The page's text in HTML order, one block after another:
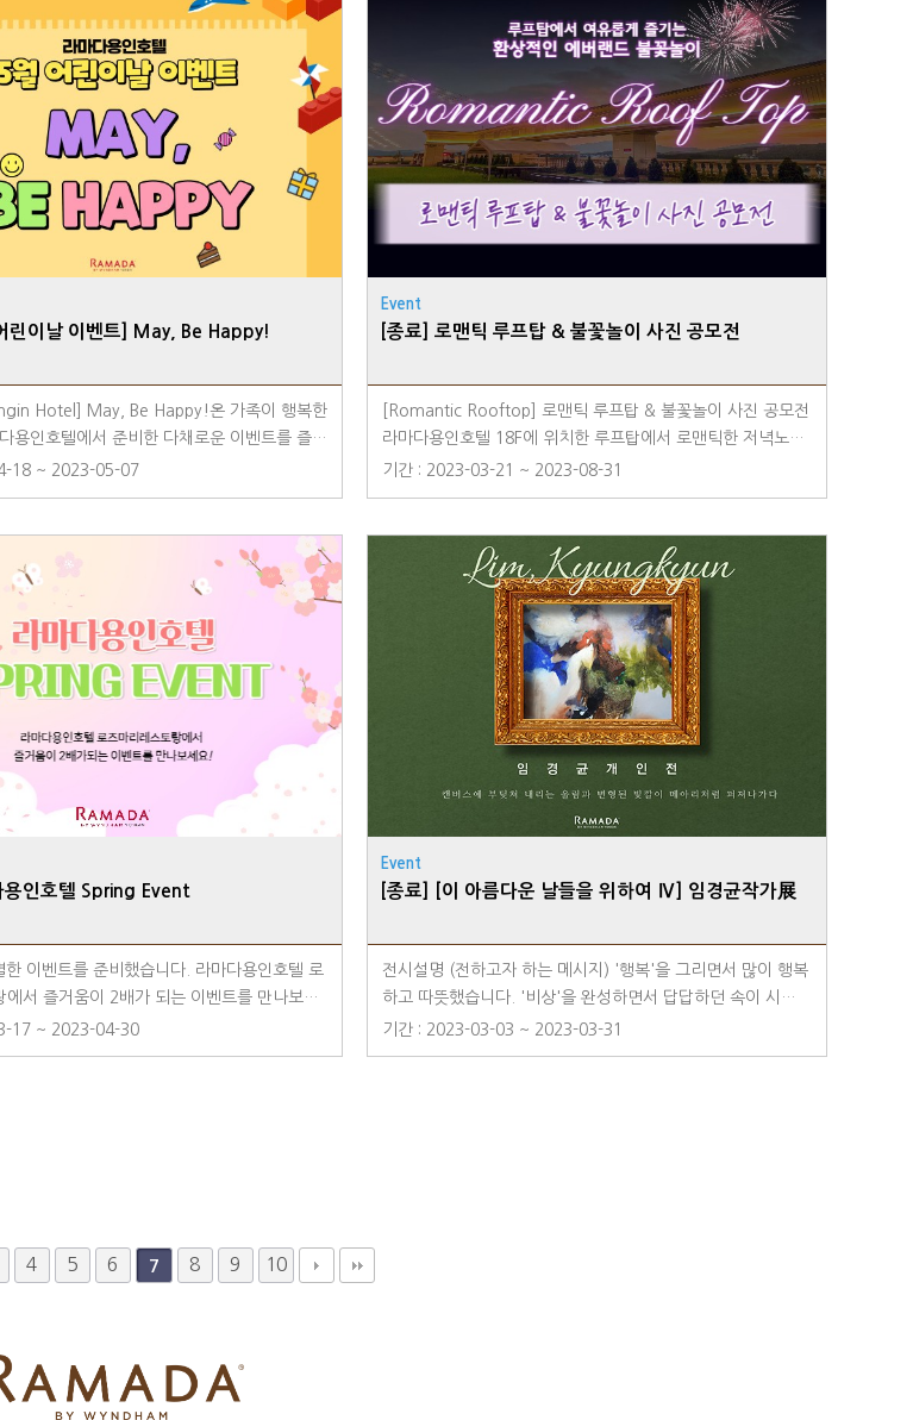
호텔 로비와 로즈마리 레스토랑에서 만나보세
스 페인팅 이벤트2026년 5월 4일(월) 16:00~
좋아하는 동물, 공주, 히어로로 변신!알록달록
로 특별한 추억을 만들어보세요🎨✨벌룬 매직
4일(월) 15:00~15:40눈앞에서 펼쳐지는 신기
짝 퍼포먼스🎈형형색색 풍선이 다양한 모양
운 시간을 선물합니다.✨호텔리어 라곰이 SN
5월 2일(토) ~ 5월 5일(화) 15:00~22:40호
함께 사진 촬영 후 SNS 업로드 시 라곰이 인
/ 호텔리어) or 키즈 전용 어메니티 선착순 증
익숙한 동요와 사랑스러운 애니메이션 OST
모두가 함께 즐길 수 있는 작은 콘서트가 펼
(월) 15:00~22:40라곰이가 나눠주는 달콤한
도 놓치지 마세요🍬🍪✨레스토랑 키즈 메뉴
, 미니 버거, 너겟, 꼬마 김밥 등 아이들을 위한
안, 가족의 소중한 순간을 추억으로 남길 수
촬영 이벤트도 함께 진행됩니다!다가오는 어린
다용인호텔과 로즈마리 레스토랑에서 가족과
의 추억을 만들어보세요💛예약 및 자세한 문
는 대표전화를 통해 문의해 주십시오.설레는
고 있겠습니다.📞 예약 문의 : 031-8097-650
: 로즈마리 레스토랑📍 주소 : 경기도 용인시
성로 420
메뉴 20% 현장할인※유의사항- 본 제휴할인은 체크인 일자
기준 최대 2일까지만 유효합니다.- 매장 상황에 따라 일부 상
품은 할인 적용이 되지 않을 수 있습니다.- 본 제휴 할인은 중
복으로 할인이 불가합니다. (1팀당 1회 할인)- 매장 방문시 영
수증, 숙박어플 이용 화면, 객실키 등을 지참하여 주시기 바랍
니다.
린이날 이벤트] May, Be Happy!
Hotel] May, Be Happy!온 가족이 행복한
용인호텔에서 준비한 다채로운 이벤트를 즐겨
이 2배! 벌룬 매직쇼! 풍선의 변신은 무한대!
키즈코너 어린이날을 맞아 로즈마리레스토랑
즈코너를 만나보세요!- 기간: 23년 5월 4일
) - 장소: 2F 로즈마리 레스토랑- 메뉴: 미나리
가리너겟, 미니버거 등등※ 조/석식에 따라
변동될 수 있습니다.3. 내 마음을 전해요♥호
엽서로 소중한 사람에게 마음을 전해보세요.
인호텔 엽서가 준비되어있습니다:)- 일시: 23
장소: 1F 호텔 로비+추가 SNS이벤트라마다용
이날 이벤트를 즐기고 인증샷을 해시태그와
로드하면 곰인형을 선물로 드려요! (선착순 30
호텔 #라마다용인호텔어린이날 #용인호텔※
만들어보세요
18 ~ 2023-05-07
Event
[종료] 로맨틱 루프탑 & 불꽃놀이 사진 공모전
[Romantic Rooftop] 로맨틱 루프탑 & 불꽃놀이 사진 공모전
라마다용인호텔 18F에 위치한 루프탑에서 로맨틱한 저녁노을
과 환상적인 에버랜드 불꽃놀이를 경험해보세요 로맨틱한 루
텔의 로맨틱한 루프탑 풍경 ▪ 경품안내 : 1박 무료숙박 이용권
* 2명 ※인스타그램 팔로우를 하면 당첨확률이 높아집니다. ▪
참여방법 ① 로맨틱한 루프탑에서 멋진 풍경을 배경으로 인생
샷을 촬영한다 ② SNS에 해시태그와 함께 업로드 한다. #라마
다용인호텔 #라마다용인호텔사진공모전 #용인호텔 #에버랜
드호텔 #루프탑 #불꽃놀이 ※해시태그를 설정하지 않으면 당
첨에서 제외됩니다. 라마다용인호텔 루프탑에서 볼 수 있는 그
림같은 풍경과 함께 경품의 주인공이 되어보세요 : ) 고객님들
의 많은 참여 부탁드립니다.
기간 : 2023-03-21 ~ 2023-08-31
용인호텔 Spring Event
한 이벤트를 준비했습니다. 라마다용인호텔 로
에서 즐거움이 2배가 되는 이벤트를 만나보세
17 ~ 2023-04-30
Event
[종료] [이 아름다운 날들을 위하여 Ⅳ] 임경균작가展
전시설명 (전하고자 하는 메시지) '행복'을 그리면서 많이 행복
하고 따뜻했습니다. '비상'을 완성하면서 답답하던 속이 시원
했습니다. 마음을 담아내려고 한 작품 하나하나에서 느껴지는
기간 : 2023-03-03 ~ 2023-03-31
4 5 6 7 8 9 10